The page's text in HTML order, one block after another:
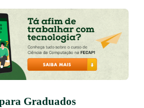
Graduados